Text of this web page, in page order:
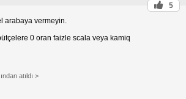
5
arabaya vermeyin.
0 oran faizle scala veya kamiq
atıldı >